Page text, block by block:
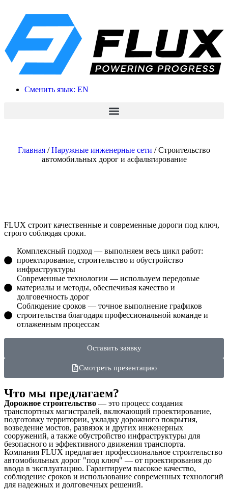
Сменить язык: EN
Главная /Наружные инженерные сети /Строительство
автомобильных дорог и асфальтирование
FLUX строит качественные и современные дороги под ключ,
строго соблюдая сроки.
Комплексный подход — выполняем весь цикл работ:
проектирование, строительство и обустройство
инфраструктуры
Современные технологии — используем передовые
материалы и методы, обеспечивая качество и
долговечность дорог
Соблюдение сроков — точное выполнение графиков
строительства благодаря профессиональной команде и
отлаженным процессам
Оставить заявку
Смотреть презентацию
Что мы предлагаем?
Дорожное строительство — это процесс создания
транспортных магистралей, включающий проектирование,
подготовку территории, укладку дорожного покрытия,
возведение мостов, развязок и других инженерных
сооружений, а также обустройство инфраструктуры для
безопасного и эффективного движения транспорта.
Компания FLUX предлагает профессиональное строительство
автомобильных дорог "под ключ" — от проектирования до
ввода в эксплуатацию. Гарантируем высокое качество,
соблюдение сроков и использование современных технологий
для надежных и долговечных решений.